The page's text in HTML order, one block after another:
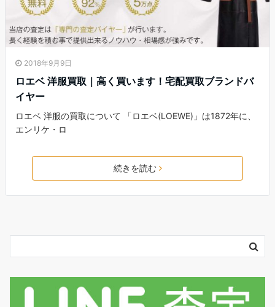
2018年9月9日
ロエベ 洋服買取｜高く買います！宅配買取ブランドバ
イヤー
ロエベ 洋服の買取について 「ロエベ(LOEWE)」は1872年に、
エンリケ・ロ
続きを読む